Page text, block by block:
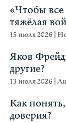
«Чтобы все
тяжёлая
15 июля 2026
Яков
другие?
13 июля 2026
Как
доверия?